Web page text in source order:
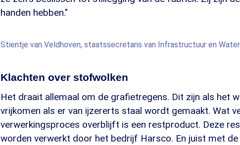
handen hebben."
Stientje van Veldhoven, staatssecretaris van Infrastructuur en
Klachten over stofwolken
Het draait allemaal om de grafietregens. Dit zijn als het
vrijkomen als er van ijzererts staal wordt gemaakt. Wat
verwerkingsproces overblijft is een restproduct. Deze
worden verwerkt door het bedrijf Harsco. En juist met